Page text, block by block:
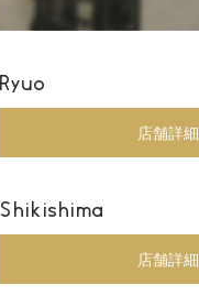
Ryuo
店舗詳細
Shikishima
店舗詳細